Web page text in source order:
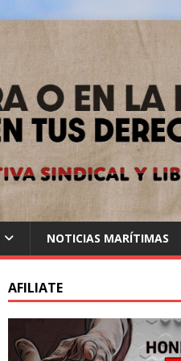
NOTICIAS MARÍTIMAS
AFILIATE